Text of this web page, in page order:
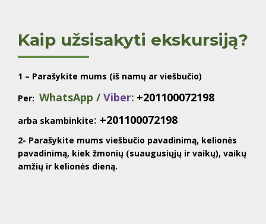
Kaip užsisakyti ekskursiją?
1 – Parašykite mums (iš namų ar viešbučio)
Per: WhatsApp /Viber: +201100072198
arba skambinkite: +201100072198
2- Parašykite mums viešbučio pavadinimą, kelionės
pavadinimą, kiek žmonių (suaugusiųjų ir vaikų), vaikų
amžių ir kelionės dieną.